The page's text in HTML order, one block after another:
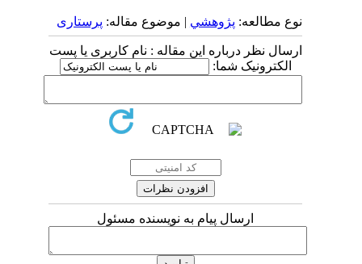
نوع مطالعه:پژوهشي| موضوع مقاله:پرستاری
ارسال نظر درباره این مقاله : نام کاربری یا پست
الکترونیک شما:
ارسال پیام به نویسنده مسئول